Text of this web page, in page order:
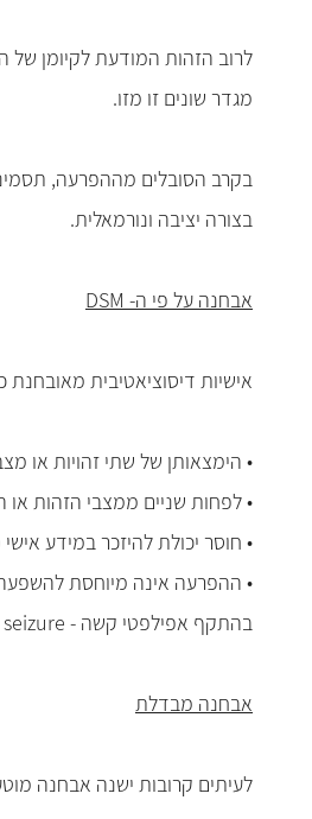
לרוב הזהות המודעת לקיומן של
מגדר שונים זו מזו.
בקרב הסובלים מההפרעה,
בצורה יציבה ונורמאלית.
אבחנה על פי ה- DSM
אישיות דיסוציאטיבית
• הימצאותן של שתי זהויות או
• לפחות שניים ממצבי הזהות
• חוסר יכולת להיזכר במידע
• ההפרעה אינה מיוחסת
בהתקף אפילפטי קשה - complex partial seizure). בקרב ילדים, התסמינים לא מיוחסים לחברים דמיוניים למשחק או למשחקי פנטסיה אחרים.
אבחנה מבדלת
לעיתים קרובות ישנה אבחנה